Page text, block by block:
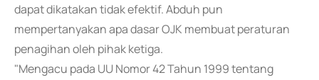
dapat dikatakan tidak efektif. Abduh pun
mempertanyakan apa dasar OJK membuat peraturan
penagihan oleh pihak ketiga.
"Mengacu pada UU Nomor 42 Tahun 1999 tentang